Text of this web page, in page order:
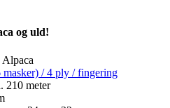
og uld!
masker) / 4 ply / fingering
210 meter